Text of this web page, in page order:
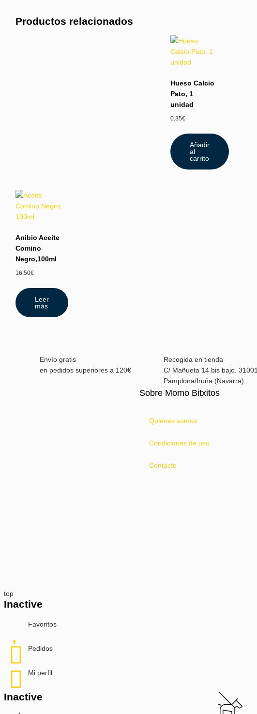
Productos relacionados
Hueso Calcio
Pato, 1
unidad
0.35€
Añadir
al
carrito
Anibio Aceite
Comino
Negro,100ml
16.50€
Leer
más
Envío gratis
en pedidos superiores a 120€
Recogida en tienda
C/ Mañueta 14 bis bajo. 31001.
Pamplona/Iruña (Navarra).
Sobre Momo Bitxitos
Quiénes somos
Condiciones de uso
Contacto
top
Inactive
Favoritos
Pedidos
Mi perfil
Inactive